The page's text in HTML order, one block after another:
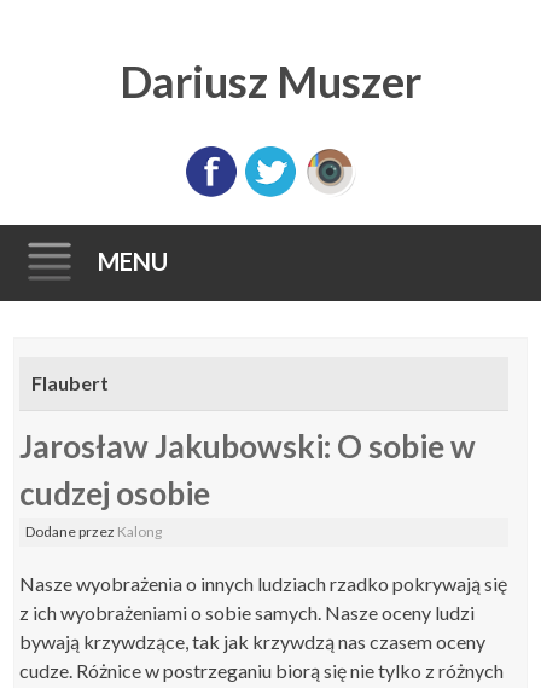
Dariusz Muszer
MENU
content
Flaubert
Jarosław Jakubowski: O sobie w
cudzej osobie
Dodaneprzez Kalong
Nasze wyobrażenia o innych ludziach rzadko pokrywają się
z ich wyobrażeniami o sobie samych. Nasze oceny ludzi
bywają krzywdzące, tak jak krzywdzą nas czasem oceny
cudze. Różnice w postrzeganiu biorą się nie tylko z różnych